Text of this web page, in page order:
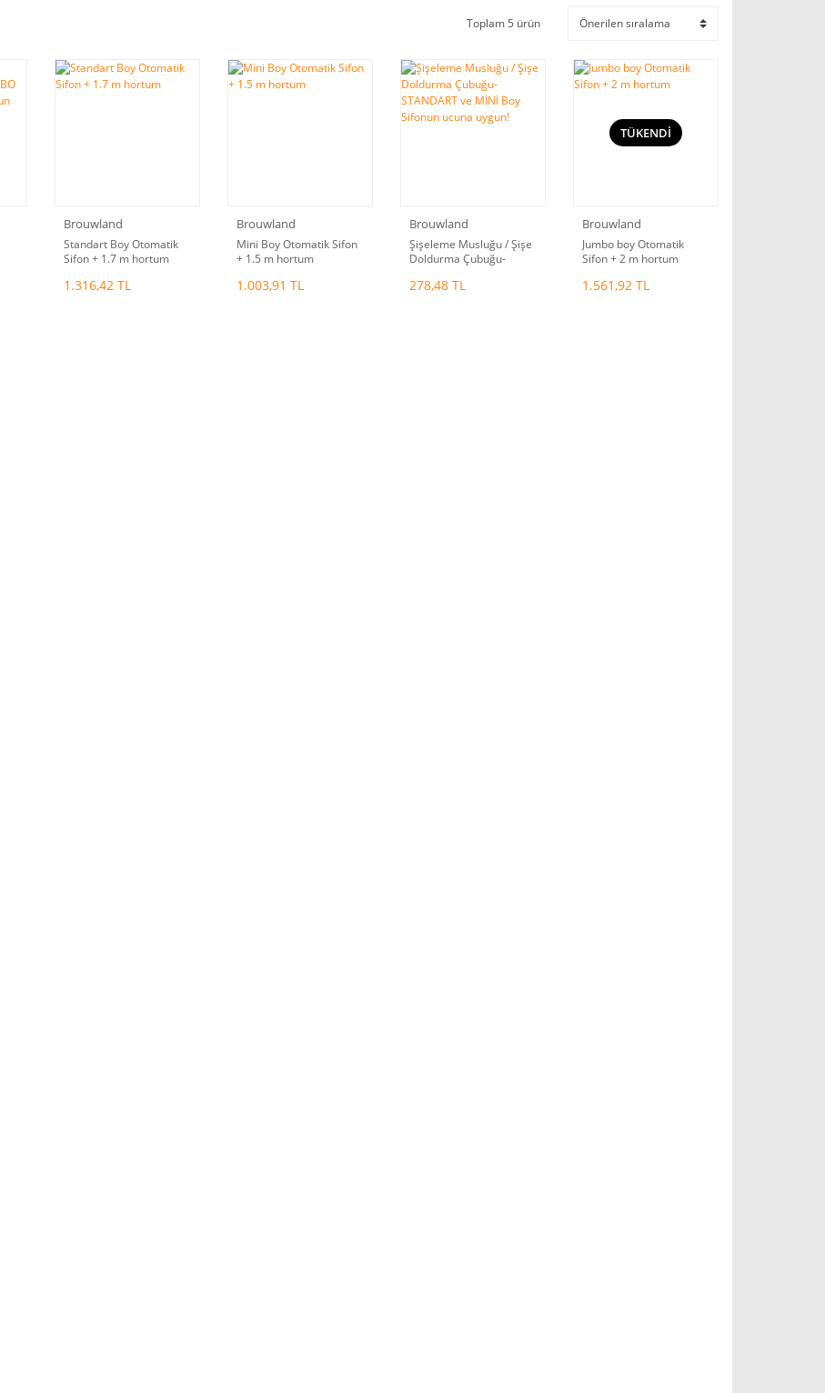
Toplam 5 ürün
Brouwland
Standart Boy Otomatik
Sifon + 1.7 m hortum
1.316,42 TL
Brouwland
Mini Boy Otomatik Sifon
+ 1.5 m hortum
1.003,91 TL
Brouwland
Şişeleme Musluğu / Şişe
Doldurma Çubuğu-
Sifonun ucuna uygun!
278,48 TL
TÜKENDİ
Brouwland
Jumbo boy Otomatik
Sifon + 2 m hortum
1.561,92 TL